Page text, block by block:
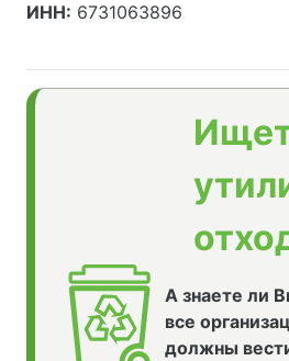
ИНН: 6731063896
А знаете ли
все
должны